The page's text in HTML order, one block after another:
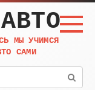
МЫ УЧИМСЯ
САМИ